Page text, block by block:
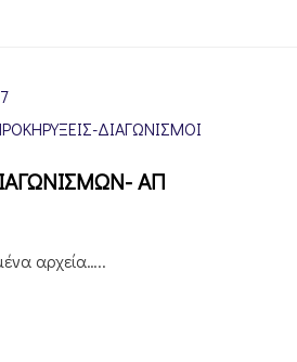
ΔΙΑΓΩΝΙΣΜΟΊ
ΑΠ
αρχεία…..